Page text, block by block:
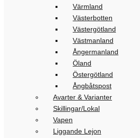
Värmland
Västerbotten
Västergötland
Västmanland
Ångermanland
Öland
Östergötland
Ångbåtspost
Avarter & Varianter
Skillingar/Lokal
Vapen
Liggande Lejon